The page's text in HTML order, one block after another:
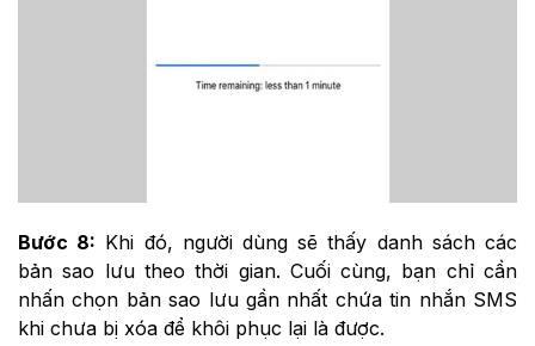
Bước 8: Khi đó, người dùng sẽ thấy danh sách các
bản sao lưu theo thời gian. Cuối cùng, bạn chỉ cần
nhấn chọn bản sao lưu gần nhất chứa tin nhắn SMS
khi chưa bị xóa để khôi phục lại là được.